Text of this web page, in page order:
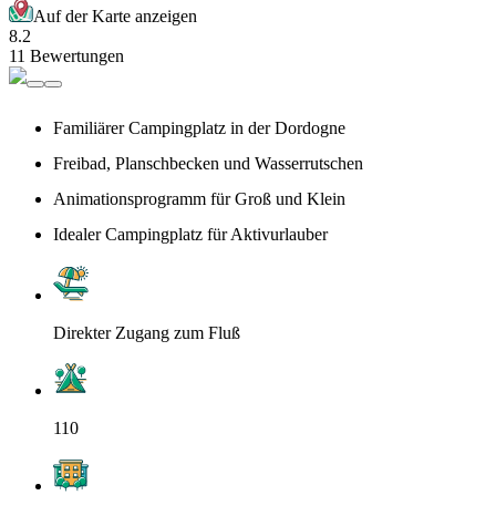
Auf der Karte anzeigen
8.2
11 Bewertungen
Familiärer Campingplatz in der Dordogne
Freibad, Planschbecken und Wasserrutschen
Animationsprogramm für Groß und Klein
Idealer Campingplatz für Aktivurlauber
Direkter Zugang zum Fluß
110